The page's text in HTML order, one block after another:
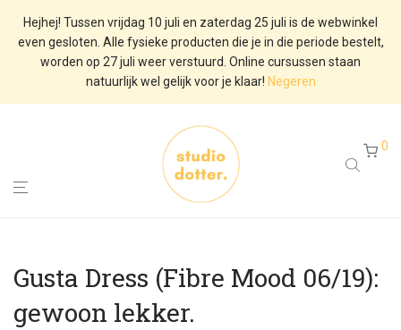
Hejhej! Tussen vrijdag 10 juli en zaterdag 25 juli is de webwinkel
even gesloten. Alle fysieke producten die je in die periode bestelt,
worden op 27 juli weer verstuurd. Online cursussen staan
natuurlijk wel gelijk voor je klaar! Negeren
0
Gusta Dress (Fibre Mood 06/19):
gewoon lekker.